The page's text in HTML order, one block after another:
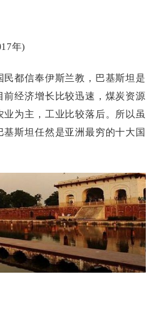
年)
民都信奉伊斯兰教，巴基斯坦是
前经济增长比较迅速，煤炭资源
为主，工业比较落后。所以虽
斯坦任然是亚洲最穷的十大国